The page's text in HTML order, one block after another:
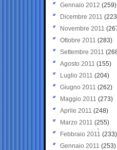
Gennaio 2012 (259)
Dicembre 2011
Novembre 2011
Ottobre 2011 (283)
Settembre 2011
Agosto 2011 (155)
Luglio 2011 (204)
Giugno 2011 (262)
Maggio 2011 (273)
Aprile 2011 (248)
Marzo 2011 (255)
Febbraio 2011 (233)
Gennaio 2011 (253)